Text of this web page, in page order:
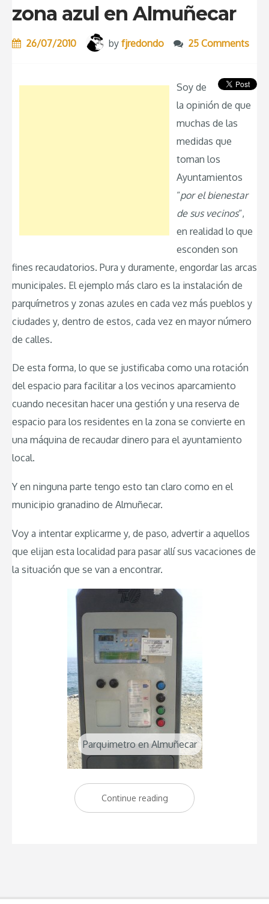
zona azul en Almuñecar
26/07/2010 by fjredondo 25 Comments
Soy de
la opinión de que
muchas de las
medidas que
toman los
Ayuntamientos
“por el bienestar
de sus vecinos“,
en realidad lo que
esconden son
fines recaudatorios. Pura y duramente, engordar las arcas
municipales. El ejemplo más claro es la instalación de
parquímetros y zonas azules en cada vez más pueblos y
ciudades y, dentro de estos, cada vez en mayor número
de calles.
De esta forma, lo que se justificaba como una rotación
del espacio para facilitar a los vecinos aparcamiento
cuando necesitan hacer una gestión y una reserva de
espacio para los residentes en la zona se convierte en
una máquina de recaudar dinero para el ayuntamiento
local.
Y en ninguna parte tengo esto tan claro como en el
municipio granadino de Almuñecar.
Voy a intentar explicarme y, de paso, advertir a aquellos
que elijan esta localidad para pasar allí sus vacaciones de
la situación que se van a encontrar.
Parquimetro en Almuñecar
Continue reading
parquimetros